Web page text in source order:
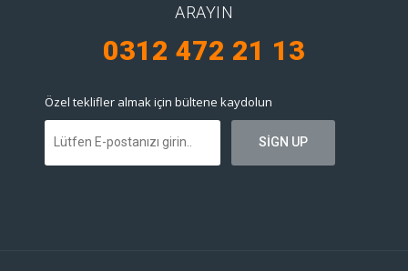
ARAYIN
0312 472 21 13
Özel teklifler almak için bültene kaydolun